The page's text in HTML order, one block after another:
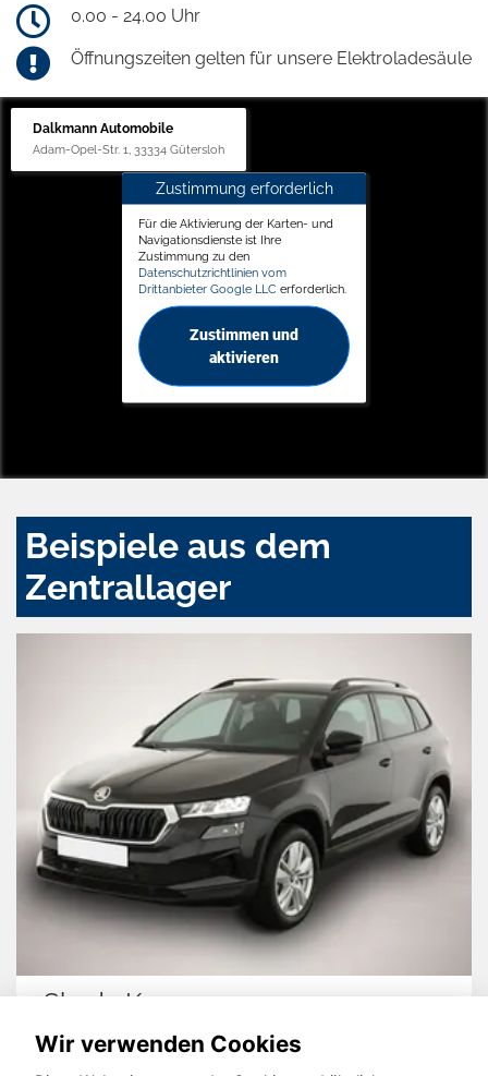
0.00 - 24.00 Uhr
Öffnungszeiten gelten für unsere Elektroladesäule
Dalkmann Automobile
Adam-Opel-Str. 1, 33334 Gütersloh
Zustimmung erforderlich
Für die Aktivierung der Karten- und
Navigationsdienste ist Ihre
Zustimmung zu den
Datenschutzrichtlinien vom
Drittanbieter Google LLC erforderlich.
Zustimmen und
aktivieren
Beispiele aus dem
Zentrallager
Skoda Karoq
Wir verwenden Cookies